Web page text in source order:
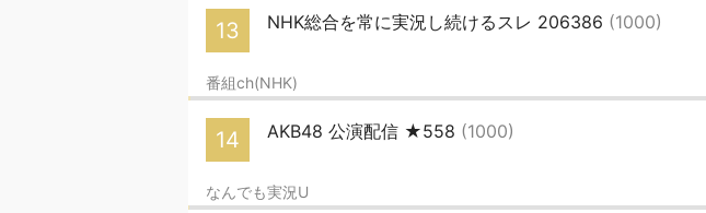
13 NHK総合を常に実況し続けるスレ 206386 (1000)
番組ch(NHK)
14 AKB48 公演配信 ★558 (1000)
なんでも実況U